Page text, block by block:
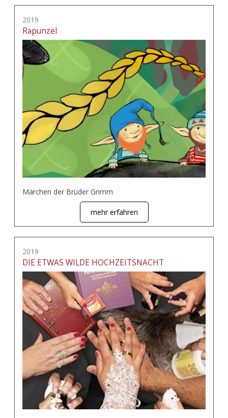
2019
Rapunzel
Märchen der Brüder Grimm
mehr erfahren
2019
DIE ETWAS WILDE HOCHZEITSNACHT